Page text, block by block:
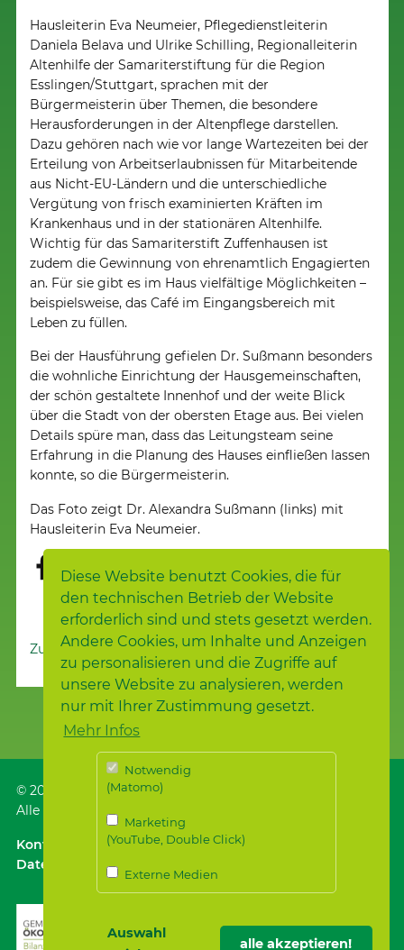
Diese Website benutzt Cookies, die für
den technischen Betrieb der Website
erforderlich sind und stets gesetzt werden.
Andere Cookies, um Inhalte und Anzeigen
zu personalisieren und die Zugriffe auf
unsere Website zu analysieren, werden
nur mit Ihrer Zustimmung gesetzt.
Mehr Infos
Notwendig
(Matomo)
Marketing
(YouTube, Double Click)
Externe Medien
Auswahl
alle akzeptieren!
Hausleiterin Eva Neumeier, Pflegedienstleiterin
Daniela Belava und Ulrike Schilling, Regionalleiterin
Altenhilfe der Samariterstiftung für die Region
Esslingen/Stuttgart, sprachen mit der
Bürgermeisterin über Themen, die besondere
Herausforderungen in der Altenpflege darstellen.
Dazu gehören nach wie vor lange Wartezeiten bei der
Erteilung von Arbeitserlaubnissen für Mitarbeitende
aus Nicht-EU-Ländern und die unterschiedliche
Vergütung von frisch examinierten Kräften im
Krankenhaus und in der stationären Altenhilfe.
Wichtig für das Samariterstift Zuffenhausen ist
zudem die Gewinnung von ehrenamtlich Engagierten
an. Für sie gibt es im Haus vielfältige Möglichkeiten –
beispielsweise, das Café im Eingangsbereich mit
Leben zu füllen.
Bei der Hausführung gefielen Dr. Sußmann besonders
die wohnliche Einrichtung der Hausgemeinschaften,
der schön gestaltete Innenhof und der weite Blick
über die Stadt von der obersten Etage aus. Bei vielen
Details spüre man, dass das Leitungsteam seine
Erfahrung in die Planung des Hauses einfließen lassen
konnte, so die Bürgermeisterin.
Das Foto zeigt Dr. Alexandra Sußmann (links) mit
Hausleiterin Eva Neumeier.
Zur Nachrichtenübersicht
© 2026 Samariterstiftung
Alle Rechte vorbehalten.
Kontakt Anfahrt ÖPNV / Parken｜
Datenschutz
｜